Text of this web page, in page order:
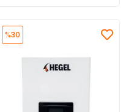
%30